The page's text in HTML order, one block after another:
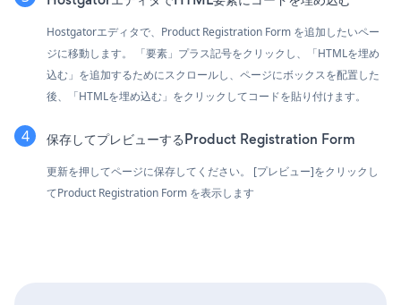
Hostgatorエディタで、Product Registration Form を追加したいペー
ジに移動します。 「要素」プラス記号をクリックし、「HTMLを埋め
込む」を追加するためにスクロールし、ページにボックスを配置した
後、「HTMLを埋め込む」をクリックしてコードを貼り付けます。
保存してプレビューするProduct Registration Form
更新を押してページに保存してください。 [プレビュー]をクリックし
てProduct Registration Form を表示します